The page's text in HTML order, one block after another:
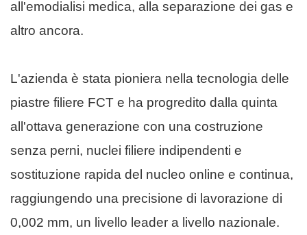
all'emodialisi medica, alla separazione dei gas e
altro ancora.
L'azienda è stata pioniera nella tecnologia delle
piastre filiere FCT e ha progredito dalla quinta
all'ottava generazione con una costruzione
senza perni, nuclei filiere indipendenti e
sostituzione rapida del nucleo online e continua,
raggiungendo una precisione di lavorazione di
0,002 mm, un livello leader a livello nazionale.